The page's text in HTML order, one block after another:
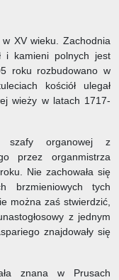
w XV wieku. Zachodnia
i kamieni polnych jest
roku rozbudowano w
kościół ulegał
wieży w latach 1717-
szafy organowej z
przez organmistrza
Nie zachowała się
brzmieniowych tych
można zaś stwierdzić,
z jednym
znajdowały się
znana w Prusach